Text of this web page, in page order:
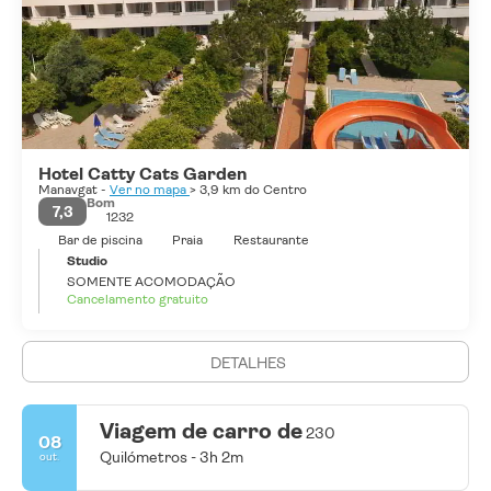
Antalya é uma cidade atraente com boulevards sombreados por
palmeiras, considerada por muitos como um paraíso na terra e a
pérola do Mediterrâneo. Nada mal, hein?
Hotel Catty Cats Garden
Manavgat - Ver no mapa > 3,9 km do Centro
7,3
Bom
1232
Bar de piscina
Praia
Restaurante
Studio
SOMENTE ACOMODAÇÃO
Cancelamento gratuito
DETALHES
08
out.
Viagem de carro de230
Quilómetros - 3h 2m